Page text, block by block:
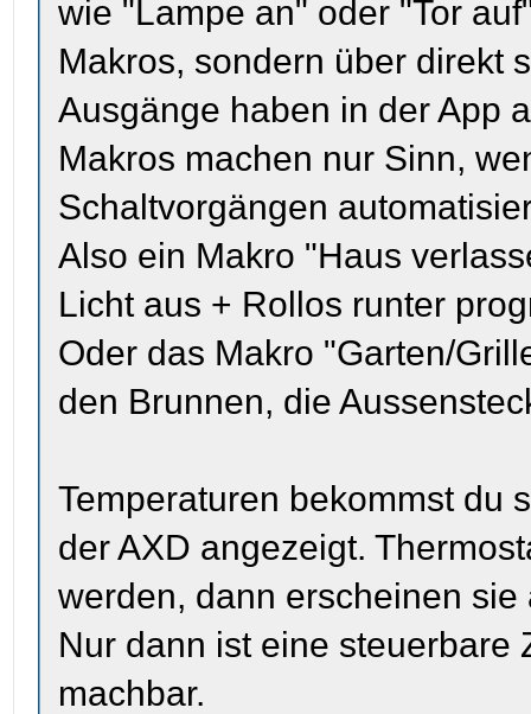
wie "Lampe an" oder "Tor
Makros, sondern über direkt
Ausgänge haben in der App
Makros machen nur Sinn,
Schaltvorgängen
Also ein Makro "Haus
Licht aus + Rollos runter
Oder das Makro "Garten/
den Brunnen, die
Temperaturen bekommst du
der AXD angezeigt.
werden, dann erscheinen
Nur dann ist eine steuerbare
machbar.